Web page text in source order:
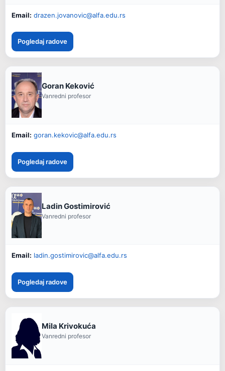
Email: drazen.jovanovic@alfa.edu.rs
Pogledaj radove
Goran Keković
Vanredni profesor
Email: goran.kekovic@alfa.edu.rs
Pogledaj radove
Ladin Gostimirović
Vanredni profesor
Email: ladin.gostimirovic@alfa.edu.rs
Pogledaj radove
Mila Krivokuća
Vanredni profesor